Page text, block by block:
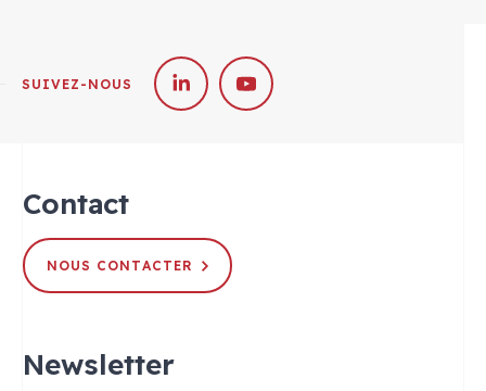
SUIVEZ-NOUS
Contact
NOUS CONTACTER
Newsletter